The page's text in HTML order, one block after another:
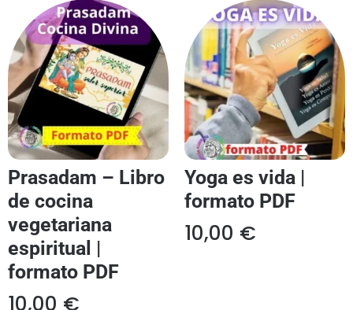
Prasadam – Libro
de cocina
vegetariana
espiritual |
formato PDF
10,00 €
Yoga es vida |
formato PDF
10,00 €